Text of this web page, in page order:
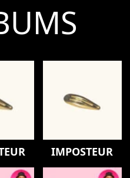
IMPOSTEUR